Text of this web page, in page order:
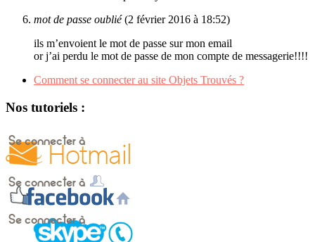
mot de passe oublié (2 février 2016 à 18:52)
ils m’envoient le mot de passe sur mon email
or j’ai perdu le mot de passe de mon compte de messagerie!!!!
Comment se connecter au site Objets Trouvés ?
Nos tutoriels :